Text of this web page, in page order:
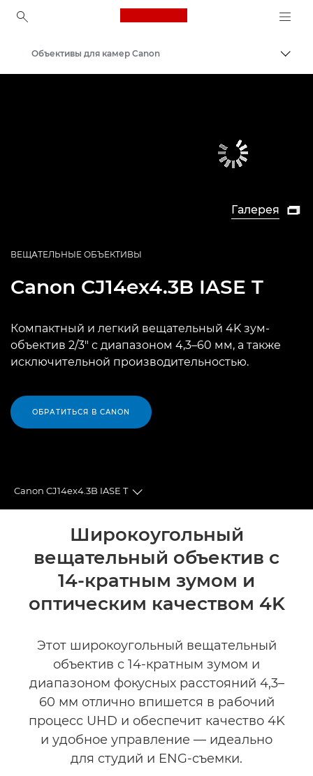
Canon Logo, back to
Объективы для камер Canon
Галерея 
ВЕЩАТЕЛЬНЫЕ ОБЪЕКТИВЫ
Canon CJ14ex4.3B IASE T
Компактный и легкий вещательный 4K зум-
объектив 2/3" с диапазоном 4,3–60 мм, а также
исключительной производительностью.
ОБРАТИТЬСЯ В CANON
Canon CJ14ex4.3B IASE T
Toggle breadcrumbs
Технические характеристики
Широкоугольный
вещательный объектив с
14-кратным зумом и
оптическим качеством 4K
Этот широкоугольный вещательный
объектив с 14-кратным зумом и
диапазоном фокусных расстояний 4,3–
60 мм отлично впишется в рабочий
процесс UHD и обеспечит качество 4K
и удобное управление — идеально
для студий и ENG-съемки.